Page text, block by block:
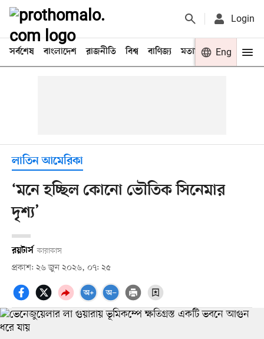
Login
সর্বশেষ বাংলাদেশ রাজনীতি বিশ্ব বাণিজ্য মতামত খেলা
Eng
লাতিন আমেরিকা
‘মনে হচ্ছিল কোনো ভৌতিক সিনেমার
দৃশ্য’
রয়টার্স কারাকাস
প্রকাশ: ২৬ জুন ২০২৬, ০৭: ২৫